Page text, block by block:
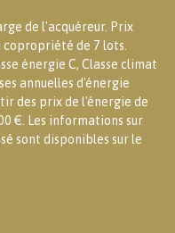
de l'acquéreur. Prix
copropriété de 7 lots.
énergie C, Classe climat
annuelles d'énergie
des prix de l'énergie de
€. Les informations sur
sont disponibles sur le